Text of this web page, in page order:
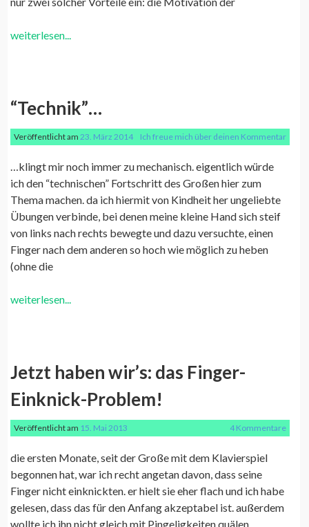
weiterlesen...
“Technik”…
Veröffentlicht am23. März 2014 Ich freue mich über deinen Kommentar
…klingt mir noch immer zu mechanisch. eigentlich würde
ich den “technischen” Fortschritt des Großen hier zum
Thema machen. da ich hiermit von Kindheit her ungeliebte
Übungen verbinde, bei denen meine kleine Hand sich steif
von links nach rechts bewegte und dazu versuchte, einen
Finger nach dem anderen so hoch wie möglich zu heben
(ohne die
weiterlesen...
Jetzt haben wir’s: das Finger-
Einknick-Problem!
Veröffentlicht am 15. Mai 2013 4 Kommentare
die ersten Monate, seit der Große mit dem Klavierspiel
begonnen hat, war ich recht angetan davon, dass seine
Finger nicht einknickten. er hielt sie eher flach und ich habe
gelesen, dass das für den Anfang akzeptabel ist. außerdem
wollte ich ihn nicht gleich mit Pingeligkeiten quälen,